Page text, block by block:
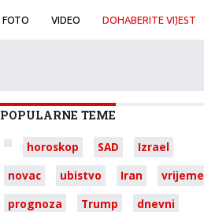
FOTO VIDEO DOHABERITE VIJEST
POPULARNE TEME
horoskop SAD
Izrael
novac
ubistvo Iran
vrijeme
prognoza
Trump
dnevni